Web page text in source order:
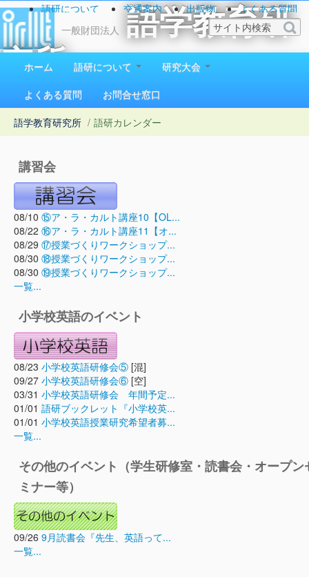
一般財団法人
語学教育研
究所
1923（大正12）年創立
語研について 交通案内 出版物
よくある質問
お問い合わせ
ホーム 語研について
研究大会
よくある質問
お問合せ窓口
語学教育研究所 / 語研カレンダー
講習会
08/10 ⑮ア・ラ・カルト講座10【OL...
08/22 ⑯ア・ラ・カルト講座11【オ...
08/29 ⑰授業づくりワークショップ...
08/30 ⑱授業づくりワークショップ...
08/30 ⑲授業づくりワークショップ...
一覧...
小学校英語のイベント
08/23 小学校英語研修会⑤ [混]
09/27 小学校英語研修会⑥ [空]
03/31 小学校英語研修会 年間予定...
01/01 語研ブックレット『小学校英...
01/01 小学校英語授業研究希望者募...
一覧...
その他のイベント（学生研修室・読書会・オープン
ミナー等）
09/26 9月読書会『先生、英語って...
一覧...